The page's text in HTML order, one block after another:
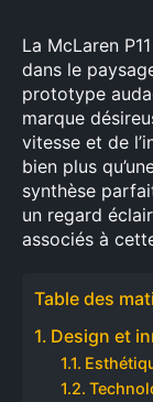
La McLaren
dans le
prototype
marque
vitesse et de
bien plus
synthèse
un regard
associés à
Table des
Design et